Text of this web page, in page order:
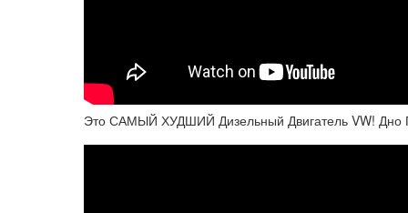
Это САМЫЙ ХУДШИЙ Дизельный Двигатель VW! Дно